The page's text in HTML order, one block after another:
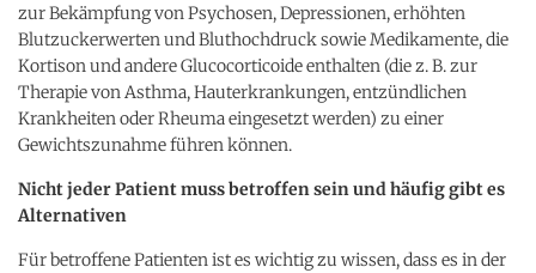
zur Bekämpfung von Psychosen, Depressionen, erhöhten
Blutzuckerwerten und Bluthochdruck sowie Medikamente, die
Kortison und andere Glucocorticoide enthalten (die z. B. zur
Therapie von Asthma, Hauterkrankungen, entzündlichen
Krankheiten oder Rheuma eingesetzt werden) zu einer
Gewichtszunahme führen können.
Nicht jeder Patient muss betroffen sein und häufig gibt es
Alternativen
Für betroffene Patienten ist es wichtig zu wissen, dass es in der